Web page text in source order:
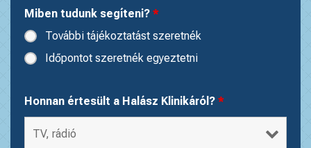
Miben tudunk segíteni? *
További tájékoztatást szeretnék
Időpontot szeretnék egyeztetni
Honnan értesült a Halász Klinikáról? *